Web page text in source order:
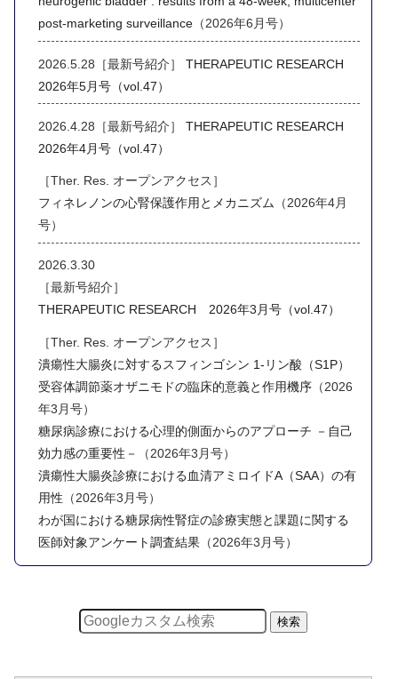
post-marketing surveillance（2026年6月号）
2026.5.28［最新号紹介］ THERAPEUTIC RESEARCH
2026年5月号（vol.47）
2026.4.28［最新号紹介］ THERAPEUTIC RESEARCH
2026年4月号（vol.47）
［Ther. Res. オープンアクセス］
フィネレノンの心腎保護作用とメカニズム （2026年4月
号）
2026.3.30
［最新号紹介］
THERAPEUTIC RESEARCH 2026年3月号（vol.47）
［Ther. Res. オープンアクセス］
潰瘍性大腸炎に対するスフィンゴシン 1-リン酸（S1P）
受容体調節薬オザニモドの臨床的意義と作用機序（2026
年3月号）
糖尿病診療における心理的側面からのアプローチ －自己
効力感の重要性－
（2026年3月号）
潰瘍性大腸炎診療における血清アミロイドA（SAA）の有
用性 （2026年3月号）
わが国における糖尿病性腎症の診療実態と課題に関する
医師対象アンケート調査結果（2026年3月号）